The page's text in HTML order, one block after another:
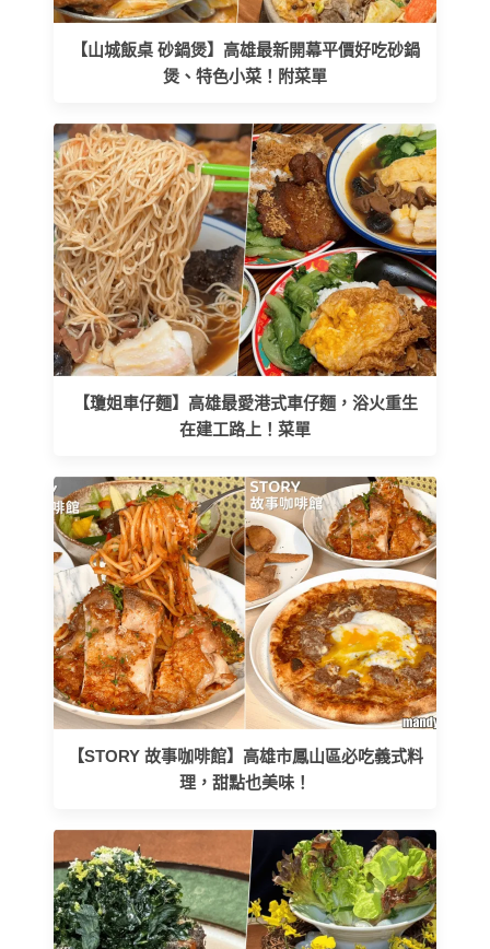
【山城飯桌 砂鍋煲】高雄最新開幕平價好吃砂鍋
煲、特色小菜！附菜單
【瓊姐車仔麵】高雄最愛港式車仔麵，浴火重生
在建工路上！菜單
【STORY 故事咖啡館】高雄市鳳山區必吃義式料
理，甜點也美味！